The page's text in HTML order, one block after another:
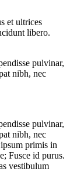
et ultrices
libero.
pulvinar,
nibh, nec
pulvinar,
nibh, nec
primis in
Fusce id purus.
vestibulum